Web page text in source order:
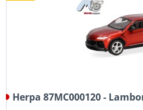
Herpa 87MC000120 -